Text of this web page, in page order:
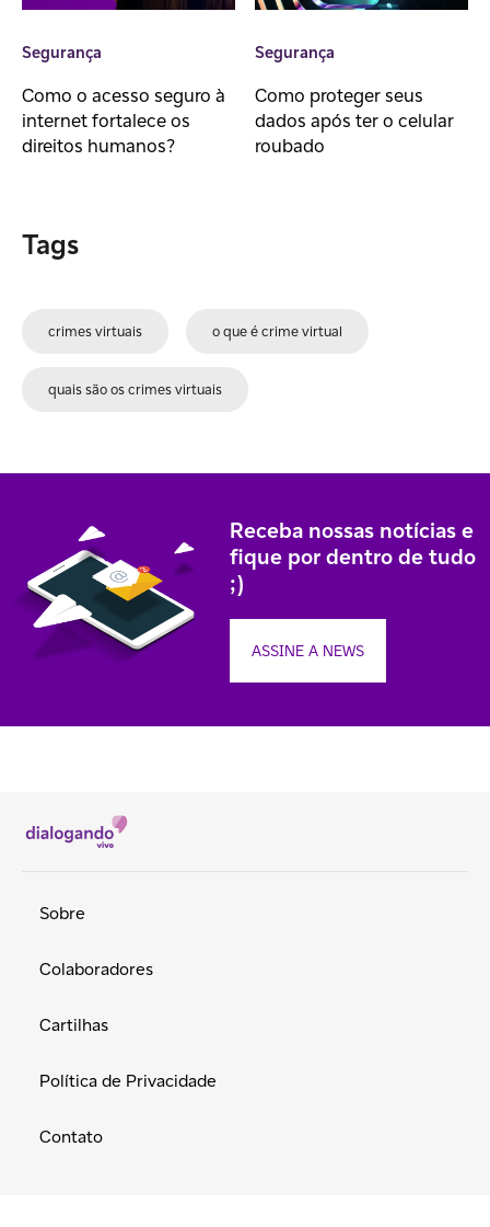
Segurança
Como o acesso seguro à
internet fortalece os
direitos humanos?
Segurança
Como proteger seus
dados após ter o celular
roubado
Tags
crimes virtuais o que é crime virtual
quais são os crimes virtuais
Receba nossas notícias e
fique por dentro de tudo
;)
ASSINE A NEWS
Sobre
Colaboradores
Cartilhas
Política de Privacidade
Contato